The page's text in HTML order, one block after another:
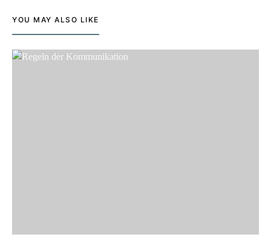
YOU MAY ALSO LIKE